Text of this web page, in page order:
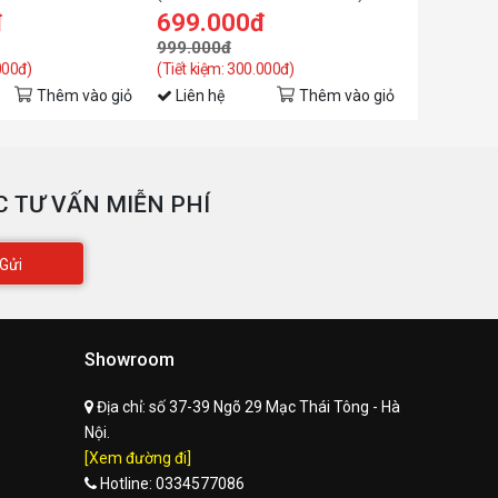
Thêm vào giỏ
699.000đ
999.000đ
(Tiết kiệm: 300.000đ)
Liên hệ Thêm vào giỏ
TƯ VẤN MIỄN PHÍ
Gửi
Showroom
Địa chỉ: số 37-39 Ngõ 29 Mạc Thái Tông - Hà
Nội.
[Xem đường đi]
Hotline: 0334577086